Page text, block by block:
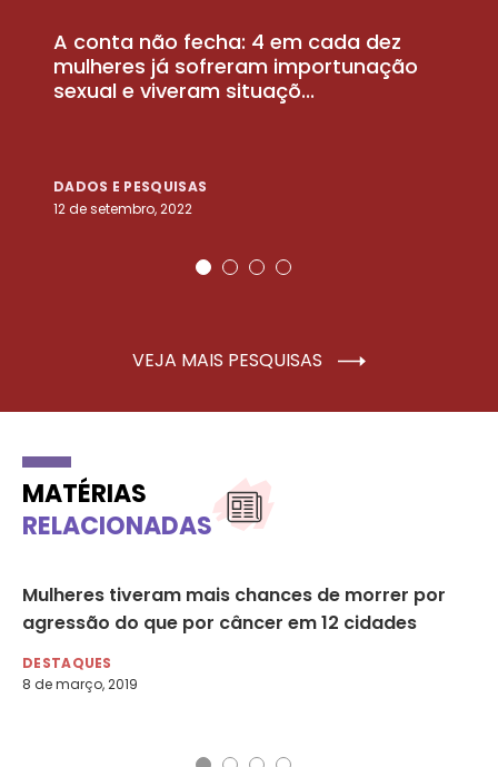
A conta não fecha: 4 em cada dez
mulheres já sofreram importunação
sexual e viveram situaçõ...
DADOS E PESQUISAS
12 de setembro, 2022
VEJA MAIS PESQUISAS
MATÉRIAS
RELACIONADAS
Mulheres tiveram mais chances de morrer por
agressão do que por câncer em 12 cidades
DESTAQUES
8 de março, 2019